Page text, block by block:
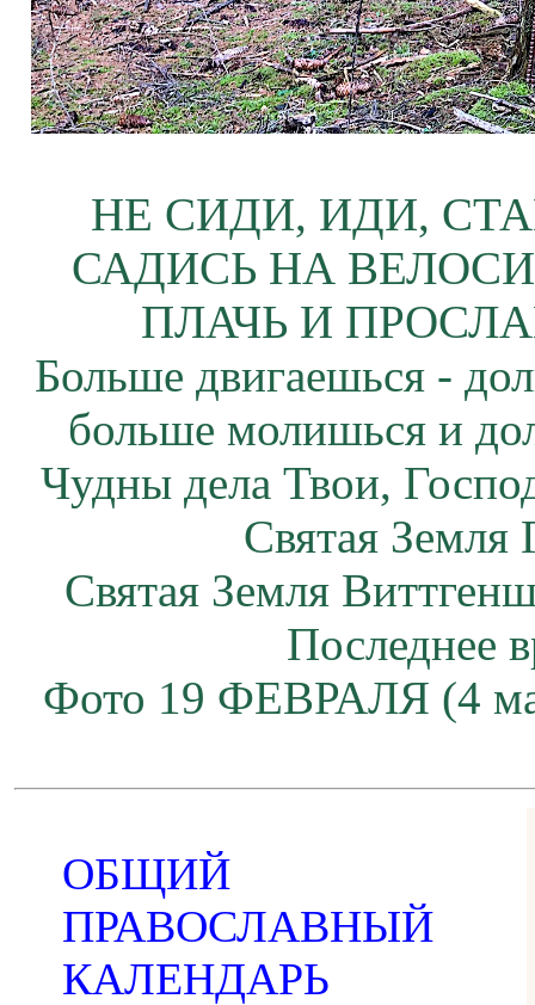
НЕ СИДИ, ИДИ,
САДИСЬ НА
ПЛАЧЬ И
Больше двигаешься -
больше молишься и
Чудны дела Твои,
Святая
Святая Земля
Последнее
Фото 19 ФЕВРАЛЯ (4
ОБЩИЙ
ПРАВОСЛАВНЫЙ
КАЛЕНДАРЬ